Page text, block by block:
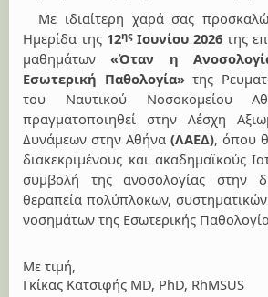
Με ιδιαίτερη χαρά σας
Ημερίδα της 12ηςΙουνίου 2026 της
μαθημάτων«Όταν η
Εσωτερική Παθολογία»της
του Ναυτικού Νοσοκομείου
πραγματοποιηθεί στην Λέσχη
Δυνάμεων στην Αθήνα (ΛΑΕΔ), όπου
διακεκριμένους και ακαδημαϊκούς
συμβολή της ανοσολογίας στην
θεραπεία πολύπλοκων,
νοσημάτων της Εσωτερικής
Με τιμή,
Γκίκας Κατσιφής MD, PhD, RhMSUS